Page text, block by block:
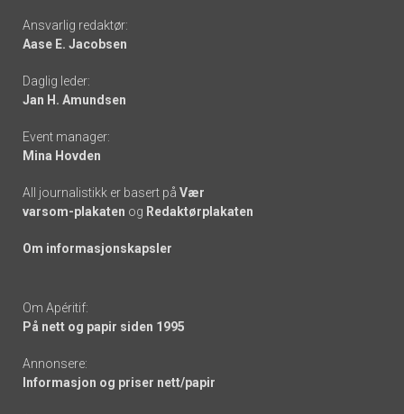
Footer
-
links
Ansvarlig redaktør:
Aase E. Jacobsen
Daglig leder:
Jan H. Amundsen
Event manager:
Mina Hovden
All journalistikk er basert på Vær
varsom-plakaten og Redaktørplakaten
Om informasjonskapsler
Om Apéritif:
På nett og papir siden 1995
Annonsere:
Informasjon og priser nett/papir